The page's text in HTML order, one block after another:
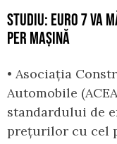
STUDIU: EURO 7 VA
PER MAȘINĂ
• Asociația
Automobile
standardului de
prețurilor cu cel